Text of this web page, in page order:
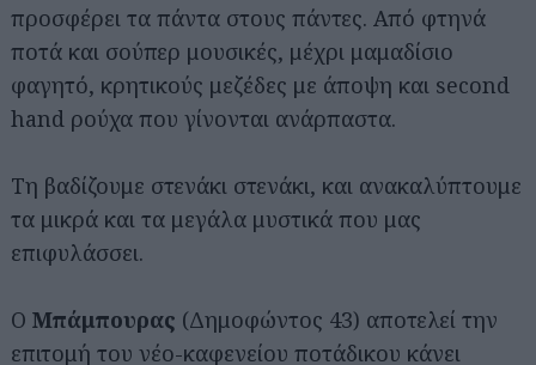
προσφέρει τα πάντα στους πάντες. Από φτηνά
ποτά και σούπερ μουσικές, μέχρι μαμαδίσιο
φαγητό, κρητικούς μεζέδες με άποψη και second
hand ρούχα που γίνονται ανάρπαστα.
Τη βαδίζουμε στενάκι στενάκι, και ανακαλύπτουμε
τα μικρά και τα μεγάλα μυστικά που μας
επιφυλάσσει.
Ο Μπάμπουρας (Δημοφώντος 43) αποτελεί την
επιτομή του νέο-καφενείου ποτάδικου κάνει